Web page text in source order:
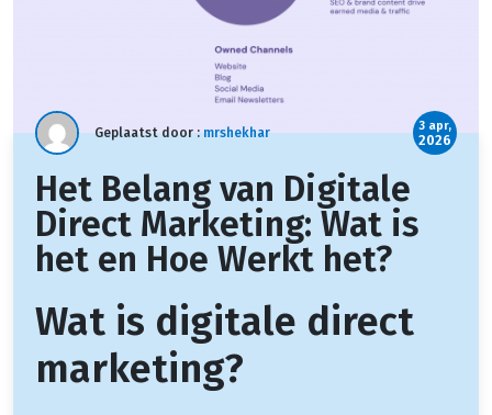
Geplaatst door :mrshekhar 3 apr,
2026
Het Belang van Digitale
Direct Marketing: Wat is
het en Hoe Werkt het?
Wat is digitale direct
marketing?